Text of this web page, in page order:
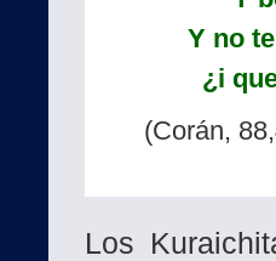
Y no
¿i
(Corán,
Los